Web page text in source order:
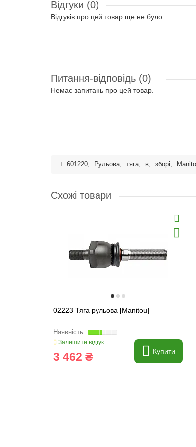
Відгуки (0)
Відгуків про цей товар ще не було.
Питання-відповідь (0)
Немає запитань про цей товар.
601220, Рульова, тяга, в, зборі,
Схожі товари
02223 Тяга рульова [Manitou]
Залишити відгук
3 462 ₴ Купити